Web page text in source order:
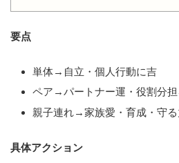
要点
単体→自立・個人行動に吉
ペア→パートナー運・役割分
親子連れ→家族愛・育成・守る
具体アクション